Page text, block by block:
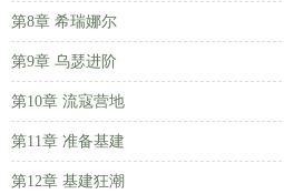
第8章 希瑞娜尔
第9章 乌瑟进阶
第10章 流寇营地
第11章 准备基建
第12章 基建狂潮